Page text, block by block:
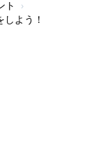
ト
›
よう！